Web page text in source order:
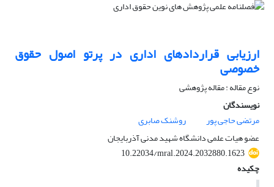
ارزیابی قراردادهای اداری در پرتو اصول حقوق
خصوصی
نوع مقاله : مقاله پژوهشی
نویسندگان
مرتضی حاجی پور
روشنک صابری
عضو هیات علمی دانشگاه شهید مدنی آذربایجان
10.22034/mral.2024.2032880.1623
چکیده